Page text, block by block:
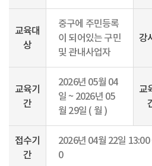
교육대
상
중구에 주민등록
이 되어있는 구민
및 관내사업자
강
교육기
간
2026년 05월 04
일 ~ 2026년 05
월 29일 ( 월 )
교
접수기
간
2026년 04월 22일
0